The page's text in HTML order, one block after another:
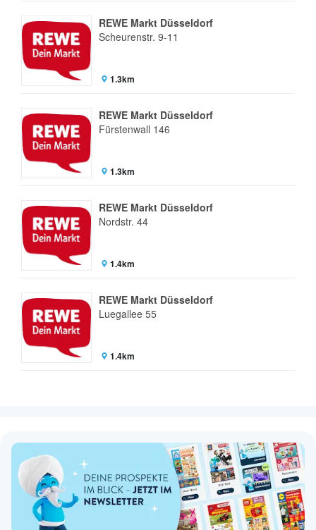
REWE Markt Düsseldorf
Scheurenstr. 9-11
1.3km
REWE Markt Düsseldorf
Fürstenwall 146
1.3km
REWE Markt Düsseldorf
Nordstr. 44
1.4km
REWE Markt Düsseldorf
Luegallee 55
1.4km